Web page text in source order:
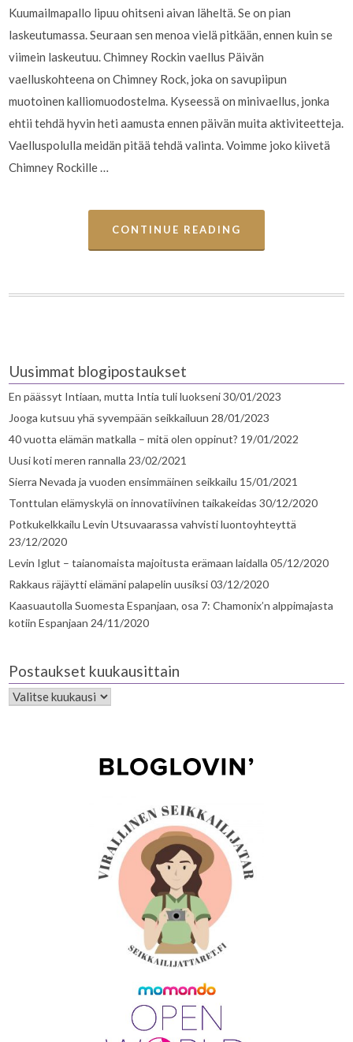
Kuumailmapallo lipuu ohitseni aivan läheltä. Se on pian
laskeutumassa. Seuraan sen menoa vielä pitkään, ennen kuin se
viimein laskeutuu. Chimney Rockin vaellus Päivän
vaelluskohteena on Chimney Rock, joka on savupiipun
muotoinen kalliomuodostelma. Kyseessä on minivaellus, jonka
ehtii tehdä hyvin heti aamusta ennen päivän muita aktiviteetteja.
Vaelluspolulla meidän pitää tehdä valinta. Voimme joko kiivetä
Chimney Rockille …
CONTINUE READING
Uusimmat blogipostaukset
En päässyt Intiaan, mutta Intia tuli luokseni30/01/2023
Jooga kutsuu yhä syvempään seikkailuun 28/01/2023
40 vuotta elämän matkalla – mitä olen oppinut? 19/01/2022
Uusi koti meren rannalla 23/02/2021
Sierra Nevada ja vuoden ensimmäinen seikkailu 15/01/2021
Tonttulan elämyskylä on innovatiivinen taikakeidas 30/12/2020
Potkukelkkailu Levin Utsuvaarassa vahvisti luontoyhteyttä
23/12/2020
Levin Iglut – taianomaista majoitusta erämaan laidalla 05/12/2020
Rakkaus räjäytti elämäni palapelin uusiksi03/12/2020
Kaasuautolla Suomesta Espanjaan, osa 7: Chamonix’n alppimajasta
kotiin Espanjaan 24/11/2020
Postaukset kuukausittain